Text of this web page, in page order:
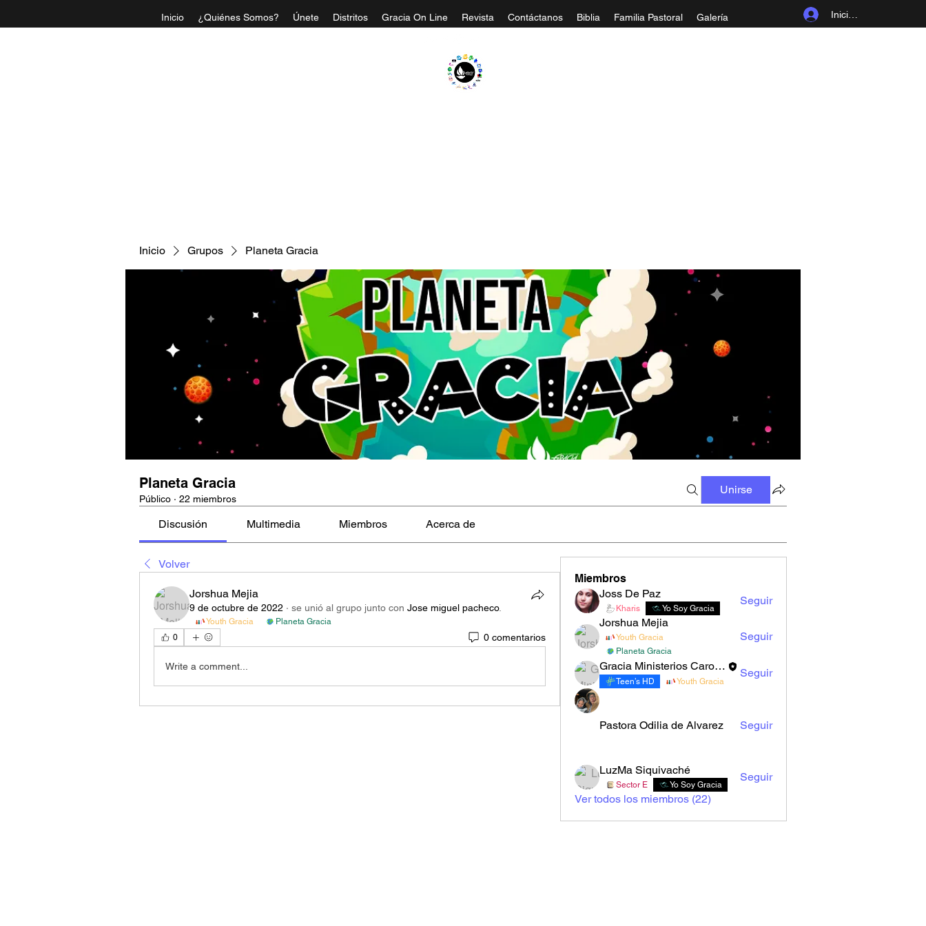
Iniciar sesión
Inicio ¿Quiénes Somos? Únete Distritos Gracia On Line Revista Contáctanos Biblia Familia Pastoral Galería
Inicio Grupos Planeta Gracia
Planeta Gracia
Público · 22 miembros
Unirse
Discusión Multimedia Miembros Acerca de
Volver
Jorshua Mejia
9 de octubre de 2022 · se unió al grupo junto con Jose miguel pacheco.
Youth Gracia
Planeta Gracia
0
0 comentarios
Write a comment...
Miembros
Joss De Paz
Kharis Yo Soy Gracia
Seguir
Jorshua Mejia
Youth Gracia
Planeta Gracia
Seguir
Gracia Ministerios Carolingia
Teen’s HD Youth Gracia
Seguir
Pastora Odilia de Alvarez Seguir
LuzMa Siquivaché
Sector E Yo Soy Gracia
Seguir
Ver todos los miembros (22)